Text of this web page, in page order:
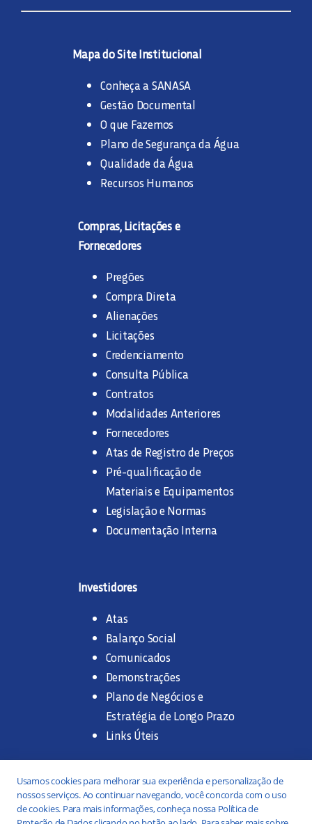
Mapa do Site Institucional
Conheça a SANASA
Gestão Documental
O que Fazemos
Plano de Segurança da Água
Qualidade da Água
Recursos Humanos
Compras, Licitações e
Fornecedores
Pregões
Compra Direta
Alienações
Licitações
Credenciamento
Consulta Pública
Contratos
Modalidades Anteriores
Fornecedores
Atas de Registro de Preços
Pré-qualificação de
Materiais e Equipamentos
Legislação e Normas
Documentação Interna
Investidores
Atas
Balanço Social
Comunicados
Demonstrações
Plano de Negócios e
Estratégia de Longo Prazo
Links Úteis
Trabalhe na SANASA
Concurso Público
Usamos cookies para melhorar sua experiência e personalização de
nossos serviços. Ao continuar navegando, você concorda com o uso
de cookies. Para mais informações, conheça nossa Política de